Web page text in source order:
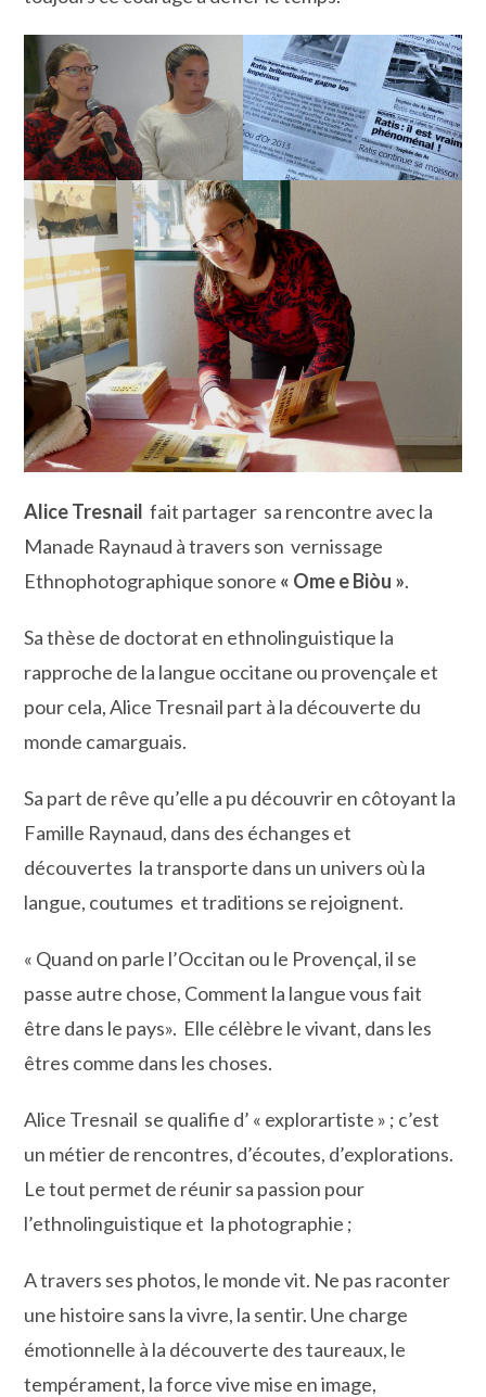
Alice Tresnail fait partager sa rencontre avec la
Manade Raynaud à travers son vernissage
Ethnophotographique sonore « Ome e Biòu ».
Sa thèse de doctorat en ethnolinguistique la
rapproche de la langue occitane ou provençale et
pour cela, Alice Tresnail part à la découverte du
monde camarguais.
Sa part de rêve qu’elle a pu découvrir en côtoyant la
Famille Raynaud, dans des échanges et
découvertes la transporte dans un univers où la
langue, coutumes et traditions se rejoignent.
« Quand on parle l’Occitan ou le Provençal, il se
passe autre chose, Comment la langue vous fait
être dans le pays». Elle célèbre le vivant, dans les
êtres comme dans les choses.
Alice Tresnail se qualifie d’ « explorartiste » ; c’est
un métier de rencontres, d’écoutes, d’explorations.
Le tout permet de réunir sa passion pour
l’ethnolinguistique et la photographie ;
A travers ses photos, le monde vit. Ne pas raconter
une histoire sans la vivre, la sentir. Une charge
émotionnelle à la découverte des taureaux, le
tempérament, la force vive mise en image,